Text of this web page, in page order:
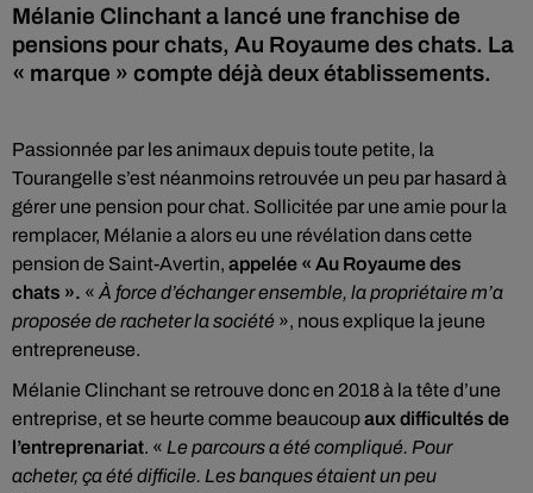
Mélanie Clinchant a lancé une franchise de
pensions pour chats, Au Royaume des chats. La
« marque » compte déjà deux établissements.
Passionnée par les animaux depuis toute petite, la
Tourangelle s’est néanmoins retrouvée un peu par hasard à
gérer une pension pour chat. Sollicitée par une amie pour la
remplacer, Mélanie a alors eu une révélation dans cette
pension de Saint-Avertin, appelée « Au Royaume des
chats ». « À force d’échanger ensemble, la propriétaire m’a
proposée de racheter la société », nous explique la jeune
entrepreneuse.
Mélanie Clinchant se retrouve donc en 2018 à la tête d’une
entreprise, et se heurte comme beaucoupaux difficultés de
l’entreprenariat. « Le parcours a été compliqué. Pour
acheter, ça été difficile. Les banques étaient un peu